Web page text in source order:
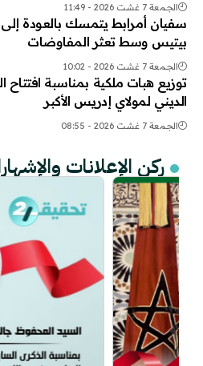
الجمعة 7 غشت 2026 - 11:49
سفيان أمرابط يتمسك بالعودة إلى
بيتيس وسط تعثر المفاوضات
الجمعة 7 غشت 2026 - 10:02
توزيع هبات ملكية بمناسبة افتتاح
الديني لمولاي إدريس الأكبر
الجمعة 7 غشت 2026 - 08:55
ركن الإعلانات